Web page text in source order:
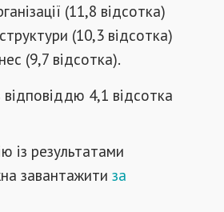
(11,8 відсотка)
(10,3 відсотка)
(9,7 відсотка).
відповіддю 4,1 відсотка
із результатами
завантажити за